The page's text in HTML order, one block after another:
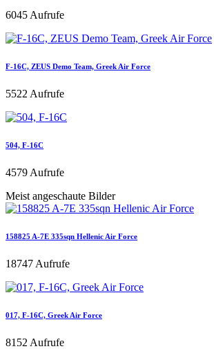
6045 Aufrufe
F-16C, ZEUS Demo Team, Greek Air Force
5522 Aufrufe
504, F-16C
4579 Aufrufe
Meist angeschaute Bilder
158825 A-7E 335sqn Hellenic Air Force
18747 Aufrufe
017, F-16C, Greek Air Force
8152 Aufrufe